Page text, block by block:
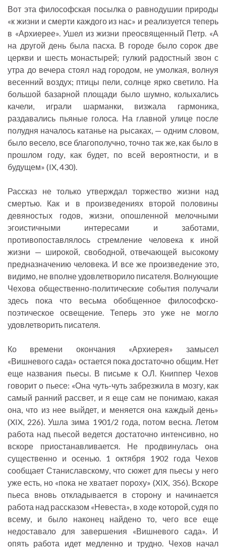
Вот эта философская посылка о равнодушии природы
«к жизни и смерти каждого из нас» и реализуется теперь
в «Архиерее». Ушел из жизни преосвященный Петр. «А
на другой день была пасха. В городе было сорок две
церкви и шесть монастырей; гулкий радостный звон с
утра до вечера стоял над городом, не умолкая, волнуя
весенний воздух; птицы пели, солнце ярко светило. На
большой базарной площади было шумно, колыхались
качели, играли шарманки, визжала гармоника,
раздавались пьяные голоса. На главной улице после
полудня началось катанье на рысаках, — одним словом,
было весело, все благополучно, точно так же, как было в
прошлом году, как будет, по всей вероятности, и в
будущем» (IX, 430).
Рассказ не только утверждал торжество жизни над
смертью. Как и в произведениях второй половины
девяностых годов, жизни, опошленной мелочными
эгоистичными интересами и заботами,
противопоставлялось стремление человека к иной
жизни — широкой, свободной, отвечающей высокому
предназначению человека. И все же произведение это,
видимо, не вполне удовлетворило писателя. Волнующие
Чехова общественно-политические события получали
здесь пока что весьма обобщенное философско-
поэтическое освещение. Теперь это уже не могло
удовлетворить писателя.
Ко времени окончания «Архиерея» замысел
«Вишневого сада» остается пока достаточно общим. Нет
еще названия пьесы. В письме к О.Л. Книппер Чехов
говорит о пьесе: «Она чуть-чуть забрезжила в мозгу, как
самый ранний рассвет, и я еще сам не понимаю, какая
она, что из нее выйдет, и меняется она каждый день»
(XIX, 226). Ушла зима 1901/2 года, потом весна. Летом
работа над пьесой ведется достаточно интенсивно, но
вскоре приостанавливается. Не продвинулась она
существенно и осенью. 1 октября 1902 года Чехов
сообщает Станиславскому, что сюжет для пьесы у него
уже есть, но «пока не хватает пороху» (XIX, 356). Вскоре
пьеса вновь откладывается в сторону и начинается
работа над рассказом «Невеста», в ходе которой, судя по
всему, и было наконец найдено то, чего все еще
недоставало для завершения «Вишневого сада». И
опять работа идет медленно и трудно. Чехов начал